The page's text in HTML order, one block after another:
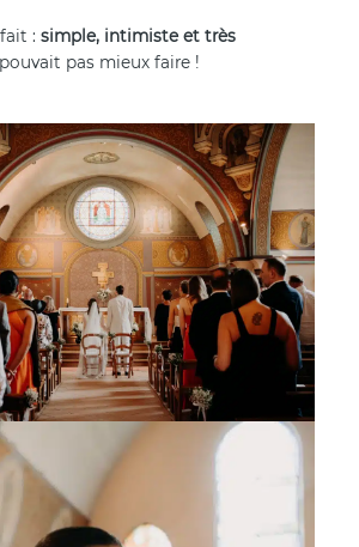
:simple, intimiste et très
pas mieux faire !